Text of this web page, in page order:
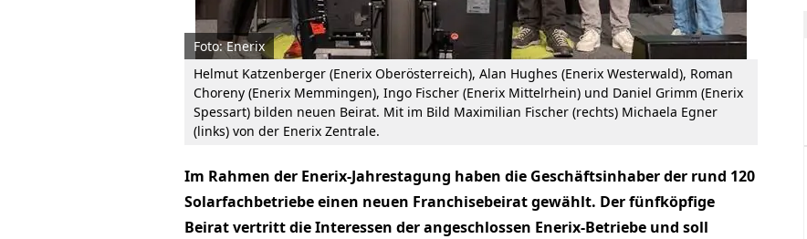
Foto: Enerix
Helmut Katzenberger (Enerix Oberösterreich), Alan Hughes (Enerix Westerwald), Roman
Choreny (Enerix Memmingen), Ingo Fischer (Enerix Mittelrhein) und Daniel Grimm (Enerix
Spessart) bilden neuen Beirat. Mit im Bild Maximilian Fischer (rechts) Michaela Egner
(links) von der Enerix Zentrale.
Im Rahmen der Enerix-Jahrestagung haben die Geschäftsinhaber der rund 120
Solarfachbetriebe einen neuen Franchisebeirat gewählt. Der fünfköpfige
Beirat vertritt die Interessen der angeschlossen Enerix-Betriebe und soll